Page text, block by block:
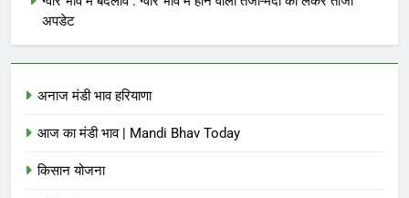
अपडेट
अनाज मंडी भाव हरियाणा
आज का मंडी भाव | Mandi Bhav Today
किसान योजना